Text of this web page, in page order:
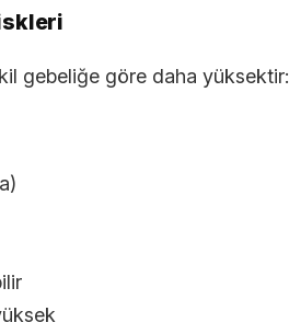
gebeliğe göre daha yüksektir: